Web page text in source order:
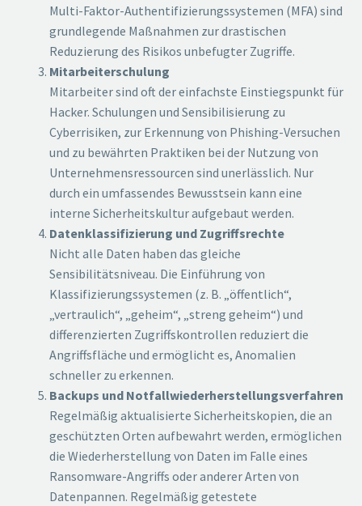
Multi-Faktor-Authentifizierungssystemen (MFA) sind
grundlegende Maßnahmen zur drastischen
Reduzierung des Risikos unbefugter Zugriffe.
Mitarbeiterschulung
Mitarbeiter sind oft der einfachste Einstiegspunkt für
Hacker. Schulungen und Sensibilisierung zu
Cyberrisiken, zur Erkennung von Phishing-Versuchen
und zu bewährten Praktiken bei der Nutzung von
Unternehmensressourcen sind unerlässlich. Nur
durch ein umfassendes Bewusstsein kann eine
interne Sicherheitskultur aufgebaut werden.
Datenklassifizierung und Zugriffsrechte
Nicht alle Daten haben das gleiche
Sensibilitätsniveau. Die Einführung von
Klassifizierungssystemen (z. B. „öffentlich“,
„vertraulich“, „geheim“, „streng geheim“) und
differenzierten Zugriffskontrollen reduziert die
Angriffsfläche und ermöglicht es, Anomalien
schneller zu erkennen.
Backups und Notfallwiederherstellungsverfahren
Regelmäßig aktualisierte Sicherheitskopien, die an
geschützten Orten aufbewahrt werden, ermöglichen
die Wiederherstellung von Daten im Falle eines
Ransomware-Angriffs oder anderer Arten von
Datenpannen. Regelmäßig getestete